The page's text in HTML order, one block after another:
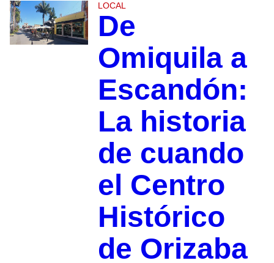
LOCAL
De
Omiquila a
Escandón:
La historia
de cuando
el Centro
Histórico
de Orizaba